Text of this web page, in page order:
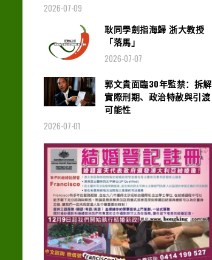
2026-07-09
耿同學劍指海歸 浙大教授
「落馬」
2026-07-07
郭文貴面臨30年監禁：拆解
實際刑期、政治特赦與引渡
可能性
2026-07-01